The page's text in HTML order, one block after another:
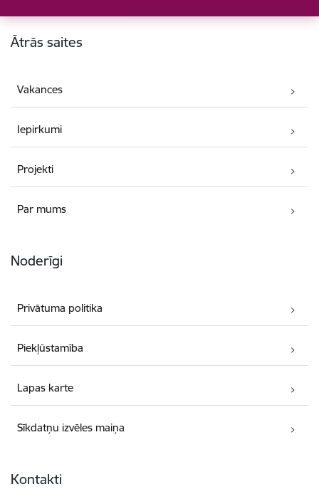
Kājene
Ātrās saites
Vakances
Iepirkumi
Projekti
Par mums
Noderīgi
Privātuma politika
Piekļūstamība
Lapas karte
Sīkdatņu izvēles maiņa
Kontakti